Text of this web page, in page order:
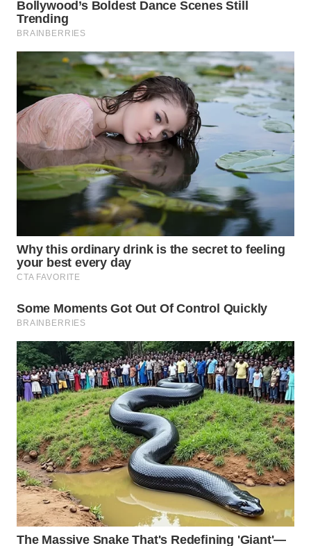
SUBANG
WN
SUKABUMI
WN
PURWAKARTA
WN
PRIANGAN
TIMUR
WN
SOLO
WN
BOROBUDUR
WN
MADURA
WN
SURABAYA
WN
NATUNA
WN